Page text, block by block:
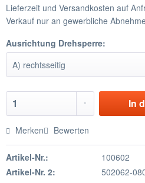
Lieferzeit und Versandkosten auf
Verkauf nur an gewerbliche
Ausrichtung Drehsperre:
In
Merken Bewerten
Artikel-Nr.:
100602
Artikel-Nr. 2:
502062-